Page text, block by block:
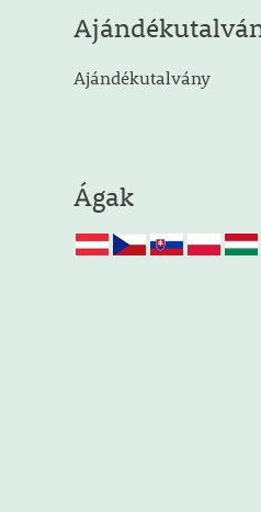
Ajándékutalvány
Ágak